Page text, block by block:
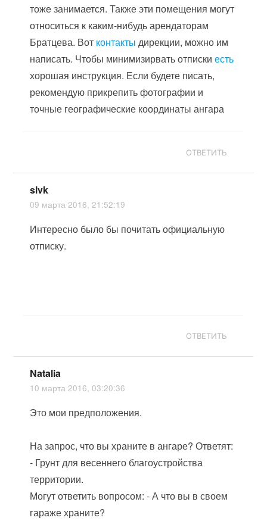
тоже занимается. Также эти помещения могут
относиться к каким-нибудь арендаторам
Братцева. Вот контакты дирекции, можно им
написать. Чтобы минимизирвать отпискиесть
хорошая инструкция. Если будете писать,
рекомендую прикрепить фотографии и
точные географические координаты ангара
ОТВЕТИТЬ
slvk
09 марта 2016, 21:52:19
Интересно было бы почитать официальную
отписку.
ОТВЕТИТЬ
Natalia
10 марта 2016, 03:20:36
Это мои предположения.
На запрос, что вы храните в ангаре? Ответят:
- Грунт для весеннего благоустройства
территории.
Могут ответить вопросом: - А что вы в своем
гараже храните?